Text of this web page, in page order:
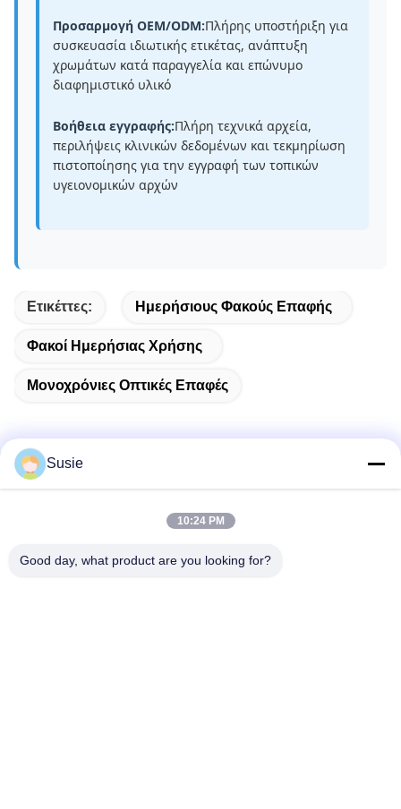
Προσαρμογή OEM/ODM:Πλήρης υποστήριξη για
συσκευασία ιδιωτικής ετικέτας, ανάπτυξη
χρωμάτων κατά παραγγελία και επώνυμο
διαφημιστικό υλικό
Βοήθεια εγγραφής:Πλήρη τεχνικά αρχεία,
περιλήψεις κλινικών δεδομένων και τεκμηρίωση
πιστοποίησης για την εγγραφή των τοπικών
υγειονομικών αρχών
Ετικέττες: Ημερήσιους Φακούς Επαφής
Φακοί Ημερήσιας Χρήσης
Μονοχρόνιες Οπτικές Επαφές
Δωμάτιο 1101, κτίριο 5, Gaosheng Times Square, αριθ. 789
Susie
10:24 PM
Good day, what product are you looking for?